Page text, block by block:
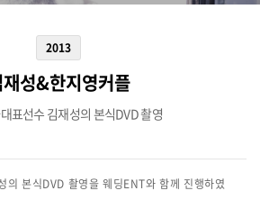
2013
성&한지영커플
표선수 김재성의 본식DVD 촬영
의 본식DVD 촬영을 웨딩ENT와 함께 진행하였